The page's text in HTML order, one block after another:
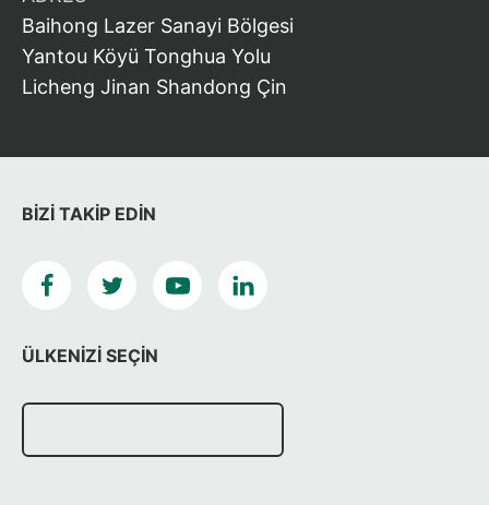
BIZI TAKIP EDIN
ÜLKENIZI SEÇIN
Baihong Lazer Sanayi Bölgesi
Yantou Köyü Tonghua Yolu
Licheng Jinan Shandong Çin